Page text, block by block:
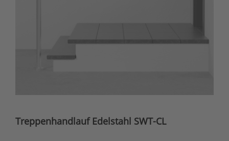
Treppenhandlauf Edelstahl SWT-CL